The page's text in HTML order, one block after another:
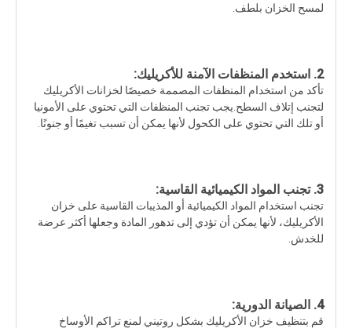
لمسح الخزان بلطف.
2. استخدم المنظفات الآمنة للأكريليك:
تأكد من استخدام المنظفات المصممة خصيصًا لخزانات الأكريليك
لتجنب إتلاف السطح.يجب تجنب المنظفات التي تحتوي على الأمونيا
أو تلك التي تحتوي على الكحول لأنها يمكن أن تسبب تغيمًا أو جنونًا.
3. تجنب المواد الكيميائية القاسية:
تجنب استخدام المواد الكيميائية أو المذيبات القاسية على خزان
الأكريليك، لأنها يمكن أن تؤدي إلى تدهور المادة وجعلها أكثر عرضة
للخدش.
4. الصيانة الدورية:
قم بتنظيف خزان الأكريليك بشكل روتيني لمنع تراكم الأوساخ